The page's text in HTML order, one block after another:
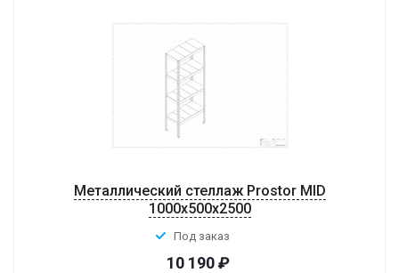
Металлический стеллаж Prostor MID
1000x500x2500
Под заказ
10 190₽